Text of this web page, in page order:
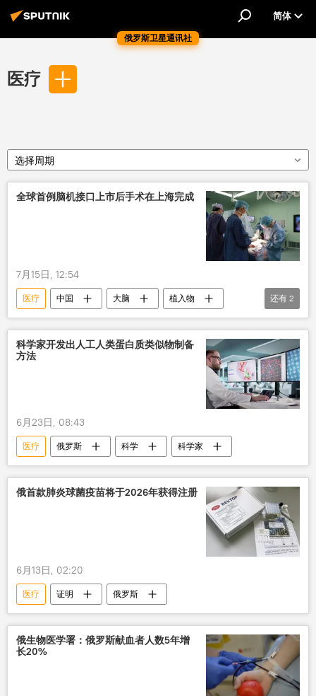
俄罗斯卫星通讯社
简体
医疗
选择周期
全球首例脑机接口上市后手术在上海完成
7月15日, 12:54
医疗 中国 大脑
植入物
手术
技术
还有 2
科学家开发出人工人类蛋白质类似物制备
方法
6月23日, 08:43
医疗 俄罗斯 科学 科学家
俄首款肺炎球菌疫苗将于2026年获得注册
6月13日, 02:20
医疗 证明 俄罗斯
俄生物医学署：俄罗斯献血者人数5年增
长20%